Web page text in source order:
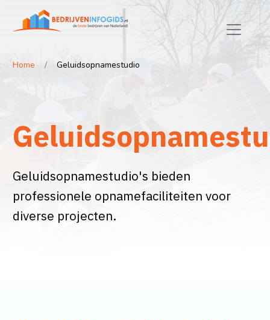
Home Geluidsopnamestudio
Geluidsopnamestudio's bieden
professionele opnamefaciliteiten voor
diverse projecten.